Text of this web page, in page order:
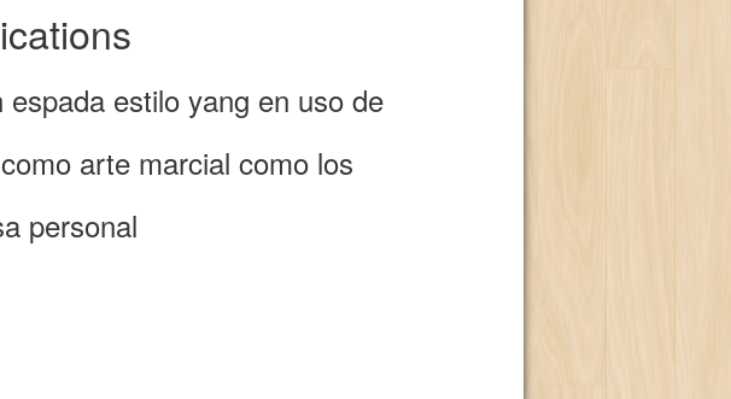
estilo yang en uso de
arte marcial como los
personal